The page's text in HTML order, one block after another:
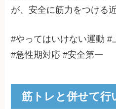
が、安全に筋力をつける
#やってはいけない運動
#急性期対応 #安全第一
筋トレと併せて